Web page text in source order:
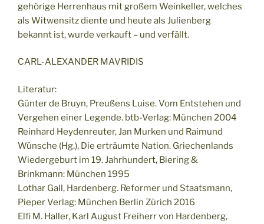
gehörige Herrenhaus mit großem Weinkeller, welches
als Witwensitz diente und heute als Julienberg
bekannt ist, wurde verkauft – und verfällt.
CARL-ALEXANDER MAVRIDIS
Literatur:
Günter de Bruyn, Preußens Luise. Vom Entstehen und
Vergehen einer Legende. btb-Verlag: München 2004
Reinhard Heydenreuter, Jan Murken und Raimund
Wünsche (Hg.), Die erträumte Nation. Griechenlands
Wiedergeburt im 19. Jahrhundert, Biering &
Brinkmann: München 1995
Lothar Gall, Hardenberg. Reformer und Staatsmann,
Pieper Verlag: München Berlin Zürich 2016
Elfi M. Haller, Karl August Freiherr von Hardenberg,